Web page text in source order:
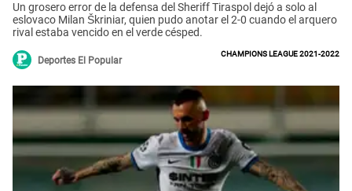
Un grosero error de la defensa del Sheriff Tiraspol dejó a solo al
eslovaco Milan Škriniar, quien pudo anotar el 2-0 cuando el arquero
rival estaba vencido en el verde césped.
Deportes El Popular
Champions League 2021-2022